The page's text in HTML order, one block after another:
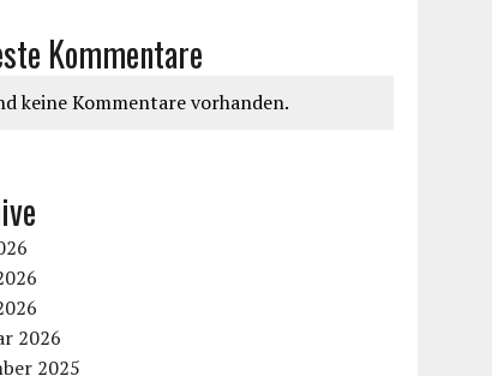
Kommentare
keine Kommentare vorhanden.
2026
2025